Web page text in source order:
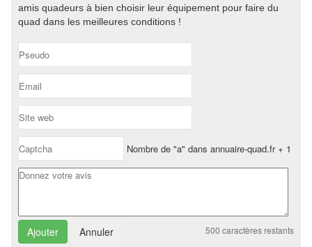
amis quadeurs à bien choisir leur équipement pour faire du
quad dans les meilleures conditions !
Nombre de "a" dans annuaire-quad.fr + 1
Annuler 500 caractères restants